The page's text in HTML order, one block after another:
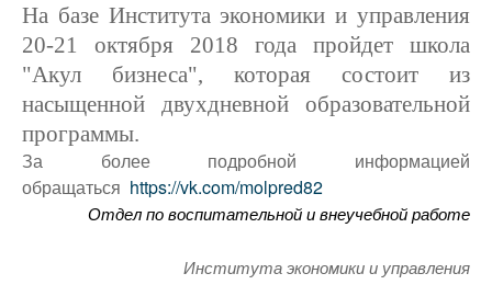
На базе Института экономики и управления
20-21 октября 2018 года пройдет школа
"Акул бизнеса", которая состоит из
насыщенной двухдневной образовательной
программы.
За более подробной информацией
обращаться https://vk.com/molpred82
Отдел по воспитательной и внеучебной работе
Института экономики и управления